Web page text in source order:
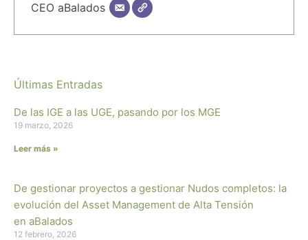
CEO aBalados
Últimas Entradas
De las IGE a las UGE, pasando por los MGE
19 marzo, 2026
Leer más »
De gestionar proyectos a gestionar Nudos completos: la
evolución del Asset Management de Alta Tensión
en aBalados
12 febrero, 2026